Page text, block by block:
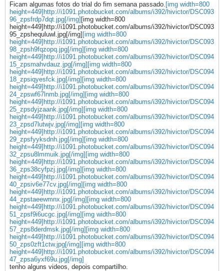
Ficam algumas fotos do trial do fim semana passado. [img width=800
height=449]http://i1091.photobucket.com/albums/i392/hivictor/DSC093
96_zpsfrdp7dqt.jpg[/img] [img width=800
height=449]http://i1091.photobucket.com/albums/i392/hivictor/DSC093
95_zpshequluwl.jpg[/img] [img width=800
height=449]http://i1091.photobucket.com/albums/i392/hivictor/DSC093
98_zpsh9fqzopq.jpg[/img] [img width=800
height=449]http://i1091.photobucket.com/albums/i392/hivictor/DSC094
15_zpsmahvdauz.jpg[/img] [img width=800
height=449]http://i1091.photobucket.com/albums/i392/hivictor/DSC094
18_zpsiqyesfck.jpg[/img] [img width=800
height=449]http://i1091.photobucket.com/albums/i392/hivictor/DSC094
24_zpswf67lnmb.jpg[/img] [img width=800
height=449]http://i1091.photobucket.com/albums/i392/hivictor/DSC094
25_zpsdyjzaank.jpg[/img] [img width=800
height=449]http://i1091.photobucket.com/albums/i392/hivictor/DSC094
23_zpsd7lutwjv.jpg[/img] [img width=800
height=449]http://i1091.photobucket.com/albums/i392/hivictor/DSC094
29_zpsfyyksdnh.jpg[/img] [img width=800
height=449]http://i1091.photobucket.com/albums/i392/hivictor/DSC094
32_zpsu8lmmuik.jpg[/img] [img width=800
height=449]http://i1091.photobucket.com/albums/i392/hivictor/DSC094
36_zps38cyfpzj.jpg[/img] [img width=800
height=449]http://i1091.photobucket.com/albums/i392/hivictor/DSC094
40_zpsiv6e77cv.jpg[/img] [img width=800
height=449]http://i1091.photobucket.com/albums/i392/hivictor/DSC094
44_zpstaeewmnx.jpg[/img] [img width=800
height=449]http://i1091.photobucket.com/albums/i392/hivictor/DSC094
51_zpsf9i6ucgc.jpg[/img] [img width=800
height=449]http://i1091.photobucket.com/albums/i392/hivictor/DSC094
57_zps8derdmsk.jpg[/img] [img width=800
height=449]http://i1091.photobucket.com/albums/i392/hivictor/DSC094
50_zps0zft1ctw.jpg[/img] [img width=800
height=449]http://i1091.photobucket.com/albums/i392/hivictor/DSC094
47_zpsa6yxf69u.jpg[/img]
tenho alguns videos, depois compartilho.